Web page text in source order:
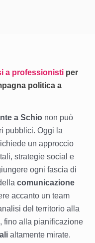
a professionisti per
politica a
a Schio non può
pubblici. Oggi la
un approccio
strategie social e
ogni fascia di
comunicazione
accanto un team
del territorio alla
fino alla pianificazione
altamente mirate.